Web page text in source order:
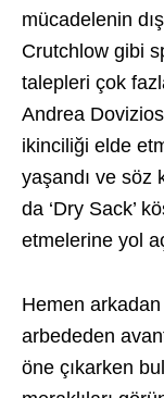
mücadelenin
Crutchlow gibi
talepleri çok
Andrea
ikinciliği elde
yaşandı ve söz
da ‘Dry Sack’
etmelerine yol
Hemen
arbededen
öne çıkarken